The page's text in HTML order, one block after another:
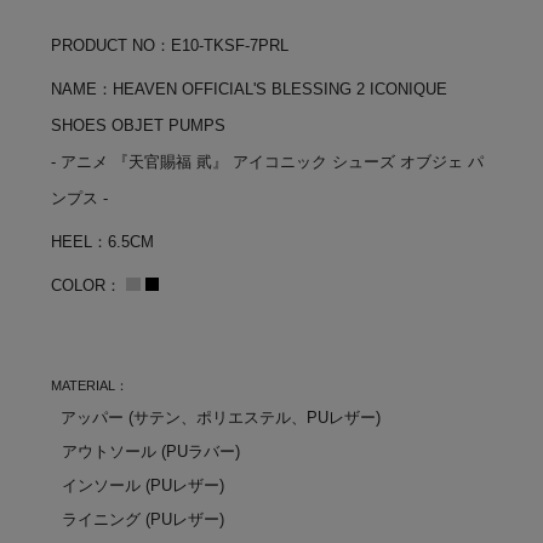
PRODUCT NO：E10-TKSF-7PRL
NAME：HEAVEN OFFICIAL'S BLESSING 2 ICONIQUE
SHOES OBJET PUMPS
- アニメ 『天官賜福 貮』 アイコニック シューズ オブジェ パ
ンプス -
HEEL：6.5CM
COLOR：
MATERIAL：
アッパー (サテン、ポリエステル、PUレザー)
アウトソール (PUラバー)
インソール (PUレザー)
ライニング (PUレザー)